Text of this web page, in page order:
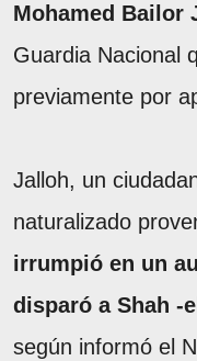
Mohamed Bailor
Guardia Nacional
previamente por
Jalloh, un
naturalizado
irrumpió en un
disparó a Shah -
según informó el